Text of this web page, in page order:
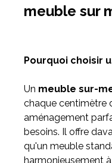
meuble sur
Pourquoi choisir
Un meuble sur-
chaque centimètre
aménagement
besoins. Il offre
qu'un meuble
harmonieusement